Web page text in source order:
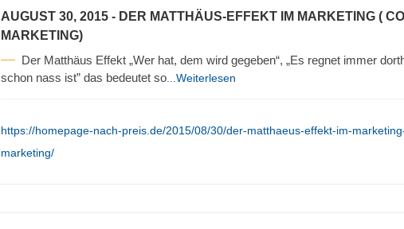
AUGUST 30, 2015 - DER MATTHÄUS-EFFEKT IM MARKETING (
MARKETING)
Der Matthäus Effekt „Wer hat, dem wird gegeben“, „Es regnet immer
schon nass ist” das bedeutet so ...Weiterlesen
https://homepage-nach-preis.de/2015/08/30/der-matthaeus-effekt-im-
marketing/